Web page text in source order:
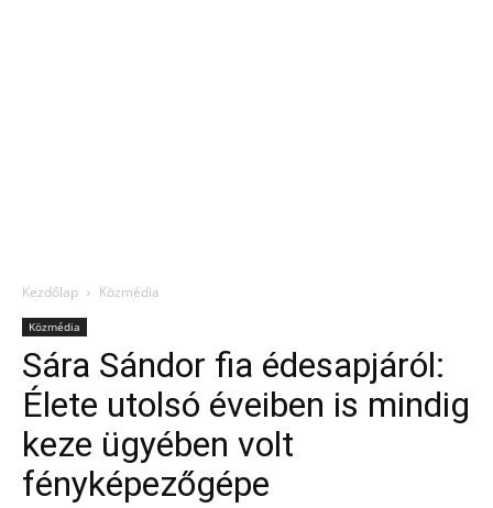
Kezdőlap Közmédia
Közmédia
Sára Sándor fia édesapjáról:
Élete utolsó éveiben is mindig
keze ügyében volt
fényképezőgépe